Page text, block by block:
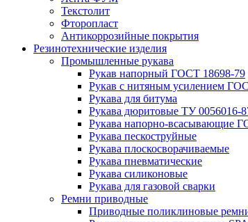
Текстолит
Фторопласт
Антикоррозийные покрытия
Резинотехнические изделия
Промышленные рукава
Рукав напорный ГОСТ 18698-79
Рукав с нитяным усилением
Рукава для битума
Рукава дюритовые ТУ 0056016-
Рукава напорно-всасывающие
Рукава пескоструйные
Рукава плоскосворачиваемые
Рукава пневматические
Рукава силиконовые
Рукава для газовой сварки
Ремни приводные
Приводные поликлиновые